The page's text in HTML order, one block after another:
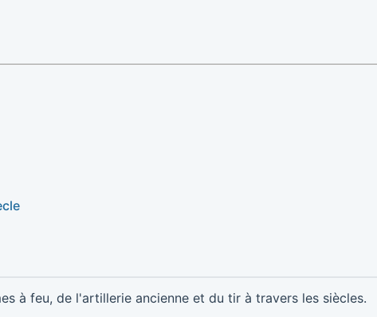
à feu, de l'artillerie ancienne et du tir à travers les siècles.